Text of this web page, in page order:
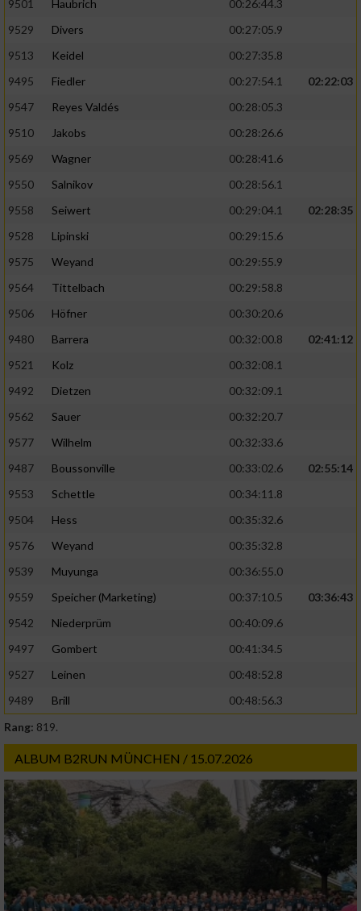
9501 Haubrich
00:26:44.3
9529
Divers
00:27:05.9
9513
Keidel
00:27:35.8
9495
Fiedler 00:27:54.1
02:22:03
9547
Reyes Valdés
00:28:05.3
9510
Jakobs
00:28:26.6
9569
Wagner
00:28:41.6
9550
Salnikov
00:28:56.1
9558
Seiwert 00:29:04.1
02:28:35
9528
Lipinski
00:29:15.6
9575
Weyand
00:29:55.9
9564
Tittelbach
00:29:58.8
9506
Höfner
00:30:20.6
9480
Barrera 00:32:00.8
02:41:12
9521
Kolz
00:32:08.1
9492
Dietzen
00:32:09.1
9562
Sauer
00:32:20.7
9577
Wilhelm
00:32:33.6
9487
Boussonville 00:33:02.6
02:55:14
9553
Schettle
00:34:11.8
9504
Hess
00:35:32.6
9576
Weyand
00:35:32.8
9539
Muyunga
00:36:55.0
9559
Speicher (Marketing) 00:37:10.5
03:36:43
9542
Niederprüm
00:40:09.6
9497
Gombert
00:41:34.5
9527
Leinen
00:48:52.8
9489
Brill
00:48:56.3
Rang: 819.
ALBUM B2RUN MÜNCHEN / 15.07.2026